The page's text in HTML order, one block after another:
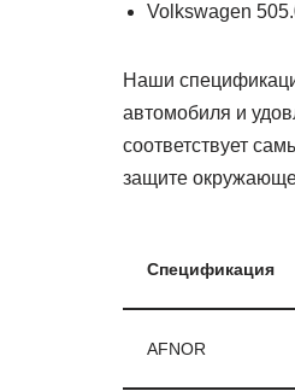
Volkswagen
Наши
автомобиля и
соответствует
защите
Спецификация
AFNOR